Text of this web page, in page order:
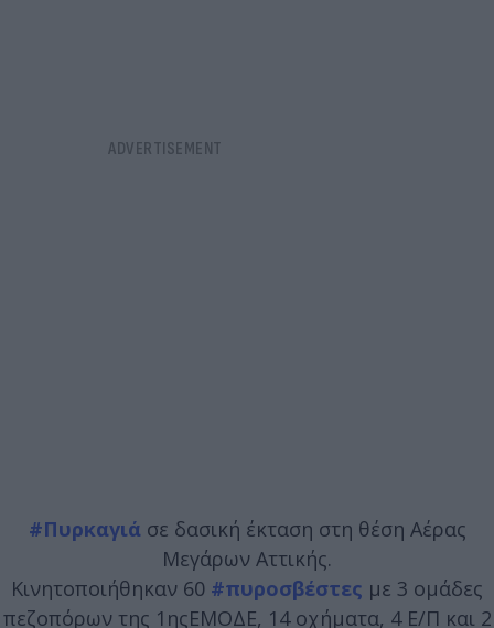
#Πυρκαγιάσε δασική έκταση στη θέση Αέρας
Μεγάρων Αττικής.
Κινητοποιήθηκαν 60 #πυροσβέστες με 3 ομάδες
πεζοπόρων της 1ηςΕΜΟΔΕ, 14 οχήματα, 4 Ε/Π και 2